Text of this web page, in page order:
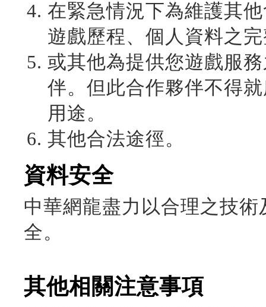
在緊急情況下為維護其
遊戲歷程、個人資料之
或其他為提供您遊戲服
伴。但此合作夥伴不得
用途。
其他合法途徑。
資料安全
中華網龍盡力以合理之技
全。
其他相關注意事項